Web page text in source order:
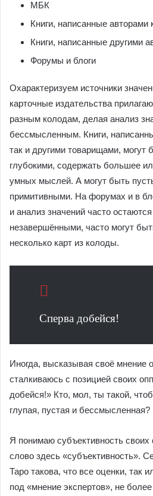
МБК
Книги, написанные авторами
Книги, написанные другими
Форумы и блоги
Охарактеризуем источники
карточные издательства
разным колодам, делая анализ
бессмысленным. Книги,
так и другими товарищами, могут
глубокими, содержать большее
умных мыслей. А могут быть
примитивными. На форумах и в
и анализ значений часто
незавершёнными, часто могут
несколько карт из колоды.
Сперва добейся!
Иногда, высказывая своё мнение
сталкиваюсь с позицией своих
добейся!» Кто, мол, ты такой,
глупая, пустая и бессмысленная?
Я понимаю субъективность
слово здесь «субъективность».
Таро такова, что все оценки, так
под «мнение экспертов», не